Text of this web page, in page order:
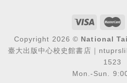
Copyright 2026 © National
臺大出版中心校史館書店｜
1523
Mon.-Sun.